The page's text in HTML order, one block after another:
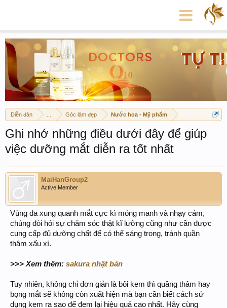
Diễn đàn Góc làm đẹp Nước hoa - Mỹ phẩm
Ghi nhớ những điều dưới đây để giúp
việc dưỡng mắt diễn ra tốt nhất
MaiHanGroup2
Active Member
Vùng da xung quanh mắt cực kì mỏng manh và nhạy cảm,
chúng đòi hỏi sự chăm sóc thật kĩ lưỡng cũng như cần được
cung cấp đủ dưỡng chất để có thể sáng trong, tránh quần
thâm xấu xí.
>>> Xem thêm: sakura nhật bản
Tuy nhiên, không chỉ đơn giản là bôi kem thì quầng thâm hay
bọng mắt sẽ không còn xuất hiện mà bạn cần biết cách sử
dụng kem ra sao để đem lại hiệu quả cao nhất. Hãy cùng